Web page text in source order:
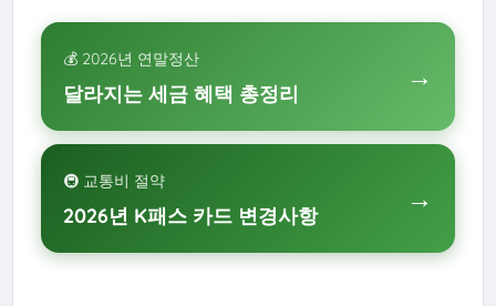
💰 2026년 연말정산
달라지는 세금 혜택 총정리
→
🚇 교통비 절약
2026년 K패스 카드 변경사항
→